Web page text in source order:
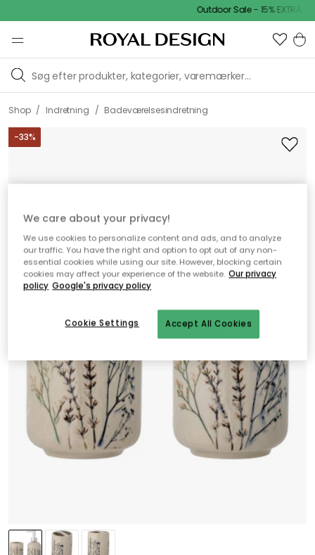
Outdoor Sale - 15% EXTRA
Shop / Indretning / Badeværelsesindretning
-33%
We care about your privacy!
We use cookies to personalize content and ads, and to analyze
our traffic. You have the right and option to opt out of any non-
essential cookies while using our site. However, blocking certain
cookies may affect your experience of the website. Our privacy
policy Google's privacy policy
Accept All Cookies
Cookie Settings